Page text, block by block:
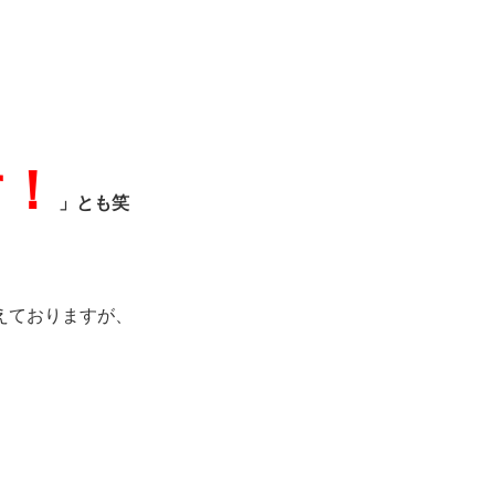
」とも笑
おりますが、